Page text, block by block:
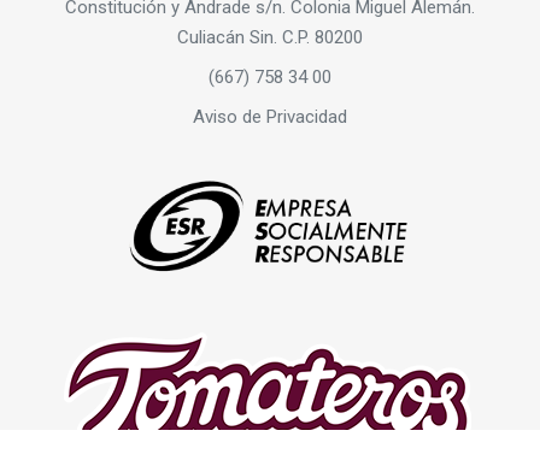
Constitución y Andrade s/n. Colonia Miguel Alemán.
Culiacán Sin. C.P. 80200
(667) 758 34 00
Aviso de Privacidad